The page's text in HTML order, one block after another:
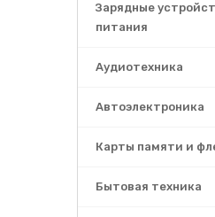
Зарядные
питания
Аудиотехника
Автоэлектроника
Карты памяти и
Бытовая техника